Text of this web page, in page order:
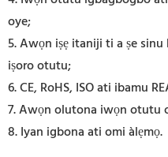
oye;
5. Awọn iṣẹ itaniji ti a ṣe
iṣoro otutu;
6. CE, RoHS, ISO ati ibamu
7. Awọn olutona iwọn otutu
8. Iyan igbona ati omi àlẹmọ.